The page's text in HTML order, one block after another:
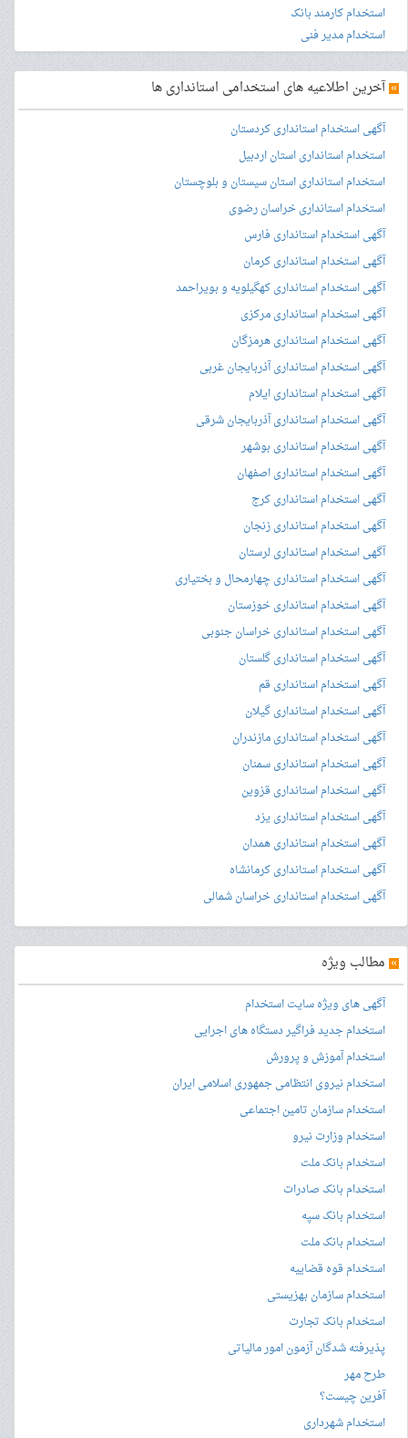
استخدام کارمند بانک
استخدام مدیر فنی
»آخرین اطلاعیه های استخدامی استانداری ها
آگهی استخدام استانداری کردستان
استخدام استانداری استان اردبیل
استخدام استانداری استان سیستان و بلوچستان
استخدام استانداری خراسان رضوی
آگهی استخدام استانداری فارس
آگهی استخدام استانداری کرمان
آگهی استخدام استانداری کهگیلویه و بویراحمد
آگهی استخدام استانداری مرکزی
آگهی استخدام استانداری هرمزگان
آگهی استخدام استانداری آذربایجان غربی
آگهی استخدام استانداری ایلام
آگهی استخدام استانداری آذربایجان شرقی
آگهی استخدام استانداری بوشهر
آگهی استخدام استانداری اصفهان
آگهی استخدام استانداری کرج
آگهی استخدام استانداری زنجان
آگهی استخدام استانداری لرستان
آگهی استخدام استانداری چهارمحال و بختیاری
آگهی استخدام استانداری خوزستان
آگهی استخدام استانداری خراسان جنوبی
آگهی استخدام استانداری گلستان
آگهی استخدام استانداری قم
آگهی استخدام استانداری گیلان
آگهی استخدام استانداری مازندران
آگهی استخدام استانداری سمنان
آگهی استخدام استانداری قزوین
آگهی استخدام استانداری یزد
آگهی استخدام استانداری همدان
آگهی استخدام استانداری کرمانشاه
آگهی استخدام استانداری خراسان شمالی
» مطالب ویژه
آگهی های ویژه سایت استخدام
استخدام جدید فراگیر دستگاه های اجرایی
استخدام آموزش و پرورش
استخدام نیروی انتظامی جمهوری اسلامی ایران
استخدام سازمان تامین اجتماعی
استخدام وزارت نیرو
استخدام بانک ملت
استخدام بانک صادرات
استخدام بانک سپه
استخدام بانک ملت
استخدام قوه قضاییه
استخدام سازمان بهزیستی
استخدام بانک تجارت
پذیرفته شدگان آزمون امور مالیاتی
طرح مهر
آفرین چیست؟
استخدام شهرداری